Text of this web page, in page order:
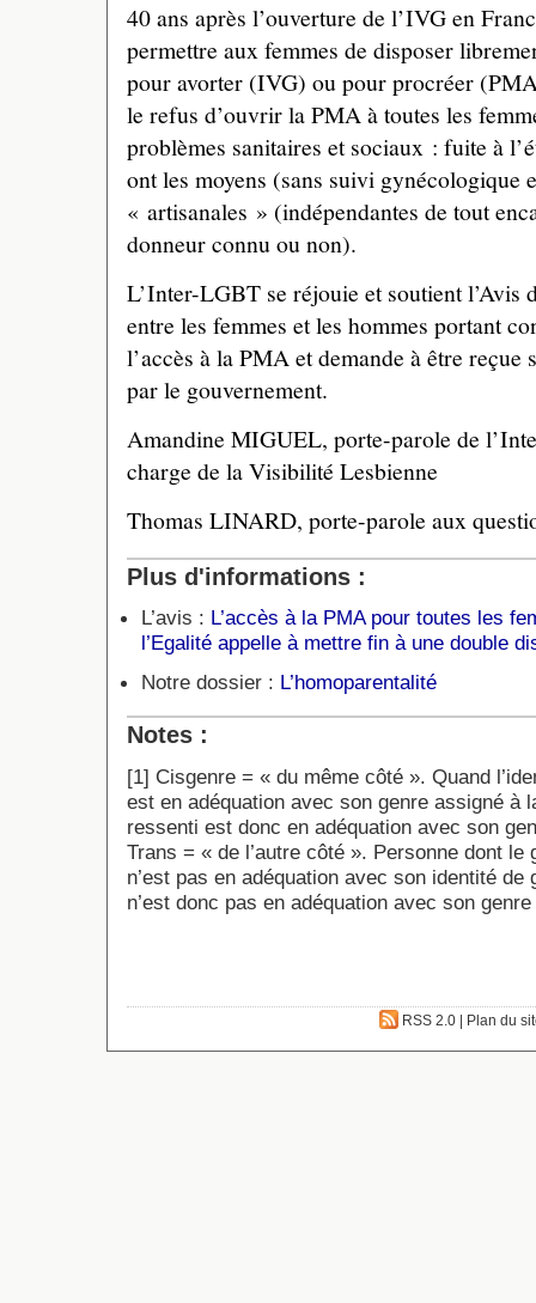
40 ans après l’ouverture de l’IVG en
permettre aux femmes de disposer
pour avorter (IVG) ou pour procréer
le refus d’ouvrir la PMA à toutes les
problèmes sanitaires et sociaux : fuite à
ont les moyens (sans suivi gynécologique
« artisanales » (indépendantes de tout
donneur connu ou non).
L’Inter-LGBT se réjouie et soutient l’Avis
entre les femmes et les hommes portant
l’accès à la PMA et demande à être reçue
par le gouvernement.
Amandine MIGUEL, porte-parole de
charge de la Visibilité Lesbienne
Thomas LINARD, porte-parole aux
Plus d'informations :
L’avis : L’accès à la PMA pour toutes les
l’Egalité appelle à mettre fin à une double
Notre dossier : L’homoparentalité
Notes :
[1] Cisgenre = « du même côté ». Quand
est en adéquation avec son genre assigné à
ressenti est donc en adéquation avec son
Trans = « de l’autre côté ». Personne dont
n’est pas en adéquation avec son identité
n’est donc pas en adéquation avec son
RSS 2.0 Plan du